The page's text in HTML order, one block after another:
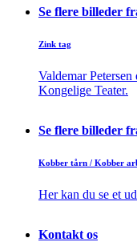
Se flere billeder
Zink tag
Valdemar
Kongelige Teater.
Se flere billeder
Kobber tårn / Kobber
Her kan du se et
Kontakt os